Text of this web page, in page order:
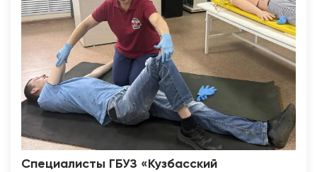
Специалисты ГБУЗ «Кузбасский